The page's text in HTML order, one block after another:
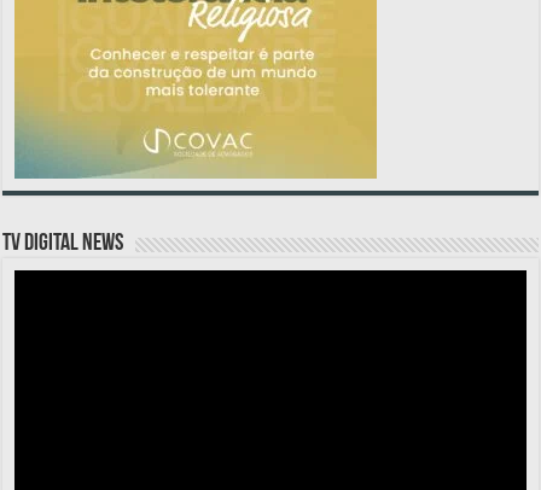
TV DIGITAL NEWS